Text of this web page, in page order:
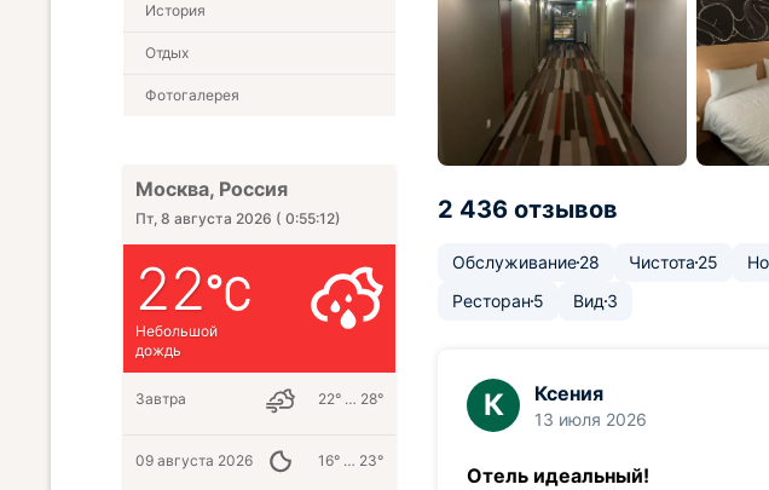
2 436 отзывов
Обслуживание28 Чистота 25
Ресторан 5 Вид 3
К Ксения
13 июля 2026
Отель идеальный!
История
Отдых
Фотогалерея
Москва, Россия
Пт, 8 августа 2026 ( 0:55:13)
22
Небольшой
дождь
Завтра 22° … 28°
09 августа 2026 16° … 23°